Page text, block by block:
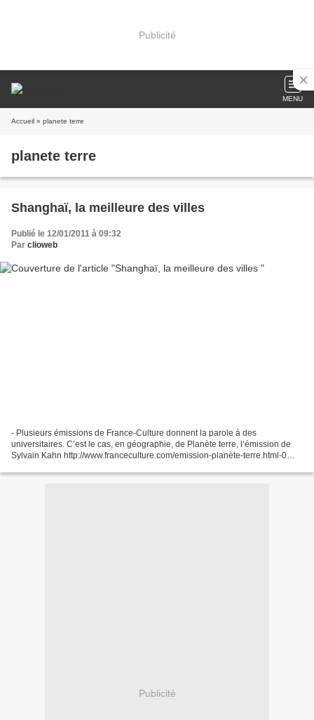
Publicité
MENU
Accueil » planete terre
planete terre
Shanghaï, la meilleure des villes
Publié le 12/01/2011 à 09:32
Par clioweb
- Plusieurs émissions de France-Culture donnent la parole à des
universitaires. C’est le cas, en géographie, de Planète terre, l’émission de
Sylvain Kahn http://www.franceculture.com/emission-planète-terre.html-0
Publicité